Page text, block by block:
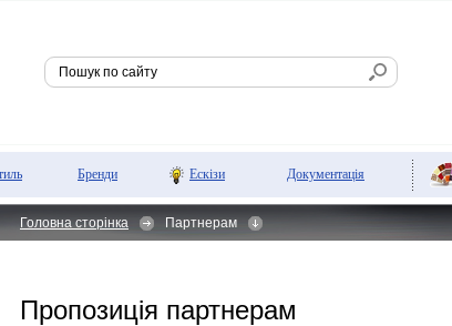
Бренди Ескізи Документація
Головна сторінка Партнерам
Пропозиція партнерам